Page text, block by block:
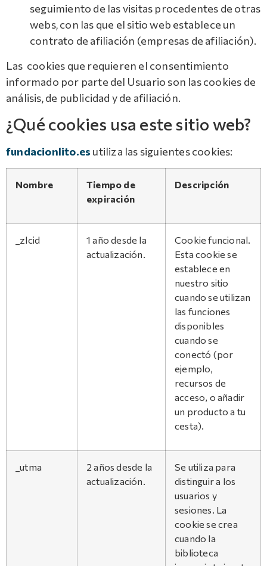
seguimiento de las visitas procedentes de otras
webs, con las que el sitio web establece un
contrato de afiliación (empresas de afiliación).
Las cookies que requieren el consentimiento
informado por parte del Usuario son las cookies de
análisis, de publicidad y de afiliación.
¿Qué cookies usa este sitio web?
fundacionlito.es utiliza las siguientes cookies:
Nombre
Tiempo de
expiración
Descripción
_zlcid
1 año desde la
actualización.
Cookie funcional.
Esta cookie se
establece en
nuestro sitio
cuando se utilizan
las funciones
disponibles
cuando se
conectó (por
ejemplo,
recursos de
acceso, o añadir
un producto a tu
cesta).
_utma
2 años desde la
actualización.
Se utiliza para
distinguir a los
usuarios y
sesiones. La
cookie se crea
cuando la
biblioteca